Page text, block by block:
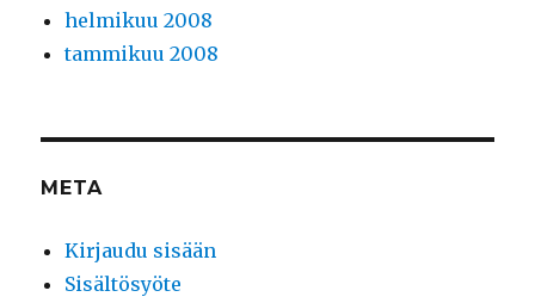
helmikuu 2008
tammikuu 2008
META
Kirjaudu sisään
Sisältösyöte